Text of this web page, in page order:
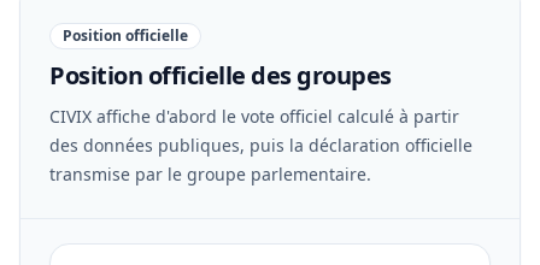
Position officielle
Position officielle des groupes
CIVIX affiche d'abord le vote officiel calculé à partir
des données publiques, puis la déclaration officielle
transmise par le groupe parlementaire.